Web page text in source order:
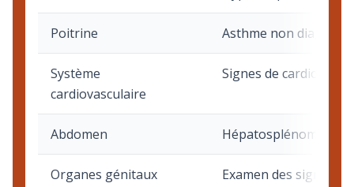
Poitrine Asthme non
Système
cardiovasculaire
Signes de
Abdomen
Organes génitaux Examen des signes